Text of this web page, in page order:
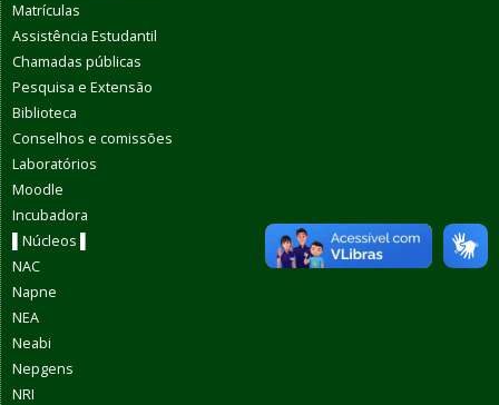
Matrículas
Assistência Estudantil
Chamadas públicas
Pesquisa e Extensão
Biblioteca
Conselhos e comissões
Laboratórios
Moodle
Incubadora
▌Núcleos ▌
NAC
Napne
NEA
Neabi
Nepgens
NRI